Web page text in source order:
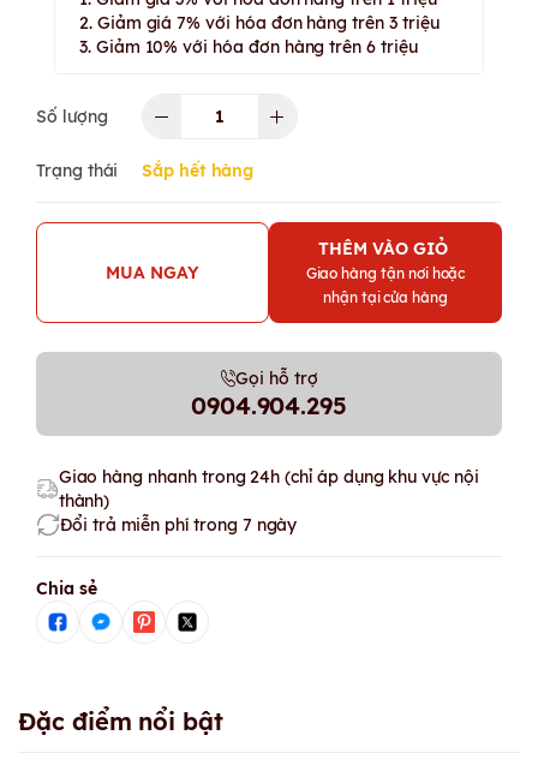
2. Giảm giá 7% với hóa đơn hàng trên 3 triệu
3. Giảm 10% với hóa đơn hàng trên 6 triệu
Số lượng
Trạng thái Sắp hết hàng
MUA NGAY
THÊM VÀO GIỎ
Giao hàng tận nơi hoặc
nhận tại cửa hàng
Gọi hỗ trợ
0904.904.295
Giao hàng nhanh trong 24h (chỉ áp dụng khu vực nội
thành)
Đổi trả miễn phí trong 7 ngày
Chia sẻ
Đặc điểm nổi bật